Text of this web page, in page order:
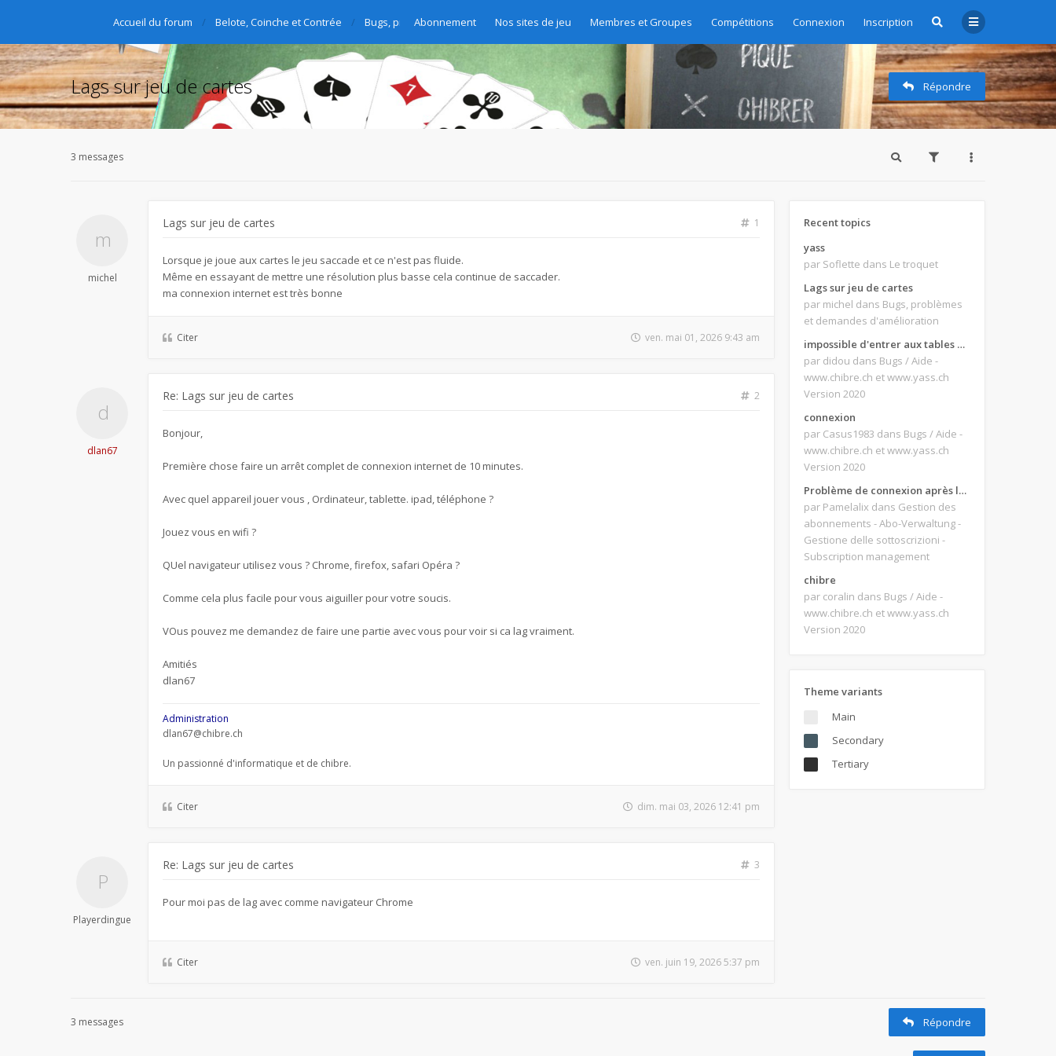
Abonnement Nos sites de jeu Membres et Groupes Compétitions Connexion Inscription
Accueil du forum Belote, Coinche et Contrée Bugs, problèmes et demandes d'amélioration
Lags sur jeu de cartes Répondre
3 messages
michel
Lags sur jeu de cartes 1
Lorsque je joue aux cartes le jeu saccade et ce n'est pas fluide.
Même en essayant de mettre une résolution plus basse cela continue de saccader.
ma connexion internet est très bonne
Citer ven. mai 01, 2026 9:43 am
dlan67
Re: Lags sur jeu de cartes 2
Bonjour,
Première chose faire un arrêt complet de connexion internet de 10 minutes.
Avec quel appareil jouer vous , Ordinateur, tablette. ipad, téléphone ?
Jouez vous en wifi ?
QUel navigateur utilisez vous ? Chrome, firefox, safari Opéra ?
Comme cela plus facile pour vous aiguiller pour votre soucis.
VOus pouvez me demandez de faire une partie avec vous pour voir si ca lag vraiment.
Amitiés
dlan67
Administration
dlan67@chibre.ch
Un passionné d'informatique et de chibre.
Citer dim. mai 03, 2026 12:41 pm
Playerdingue
Re: Lags sur jeu de cartes 3
Pour moi pas de lag avec comme navigateur Chrome
Citer ven. juin 19, 2026 5:37 pm
Recent topics
yass
par Soflette dans Le troquet
Lags sur jeu de cartes
par michel dans Bugs, problèmes
et demandes d'amélioration
impossible d'entrer aux tables de jeux
par didou dans Bugs / Aide -
www.chibre.ch et www.yass.ch
Version 2020
connexion
par Casus1983 dans Bugs / Aide -
www.chibre.ch et www.yass.ch
Version 2020
Problème de connexion après le changement d'adresse e-mail.
par Pamelalix dans Gestion des
abonnements - Abo-Verwaltung -
Gestione delle sottoscrizioni -
Subscription management
chibre
par coralin dans Bugs / Aide -
www.chibre.ch et www.yass.ch
Version 2020
Theme variants
Main
Secondary
Tertiary
3 messages Répondre